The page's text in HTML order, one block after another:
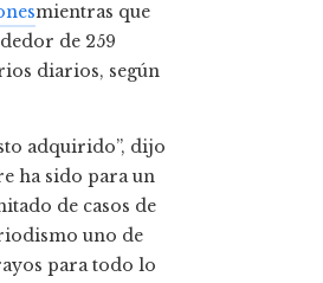
mientras que
de 259
diarios, según
adquirido”, dijo
ha sido para un
de casos de
uno de
para todo lo